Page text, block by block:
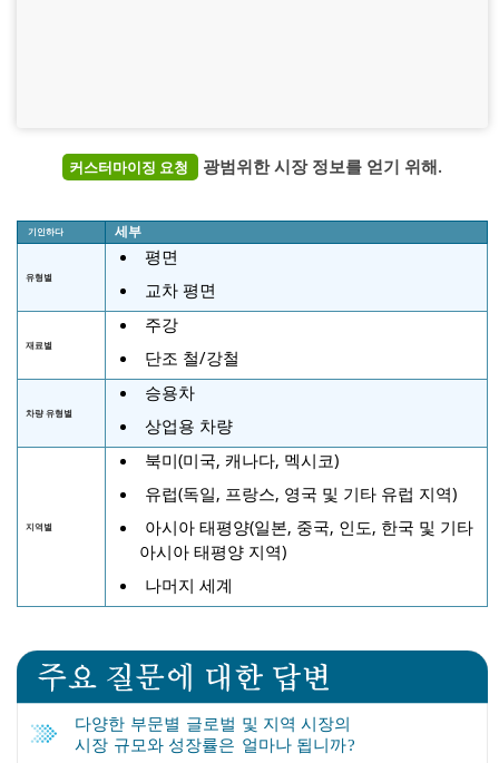
커스터마이징 요청 광범위한 시장 정보를 얻기 위해.
기인하다 세부
유형별
평면
교차 평면
재료별
주강
단조 철/강철
차량 유형별
승용차
상업용 차량
지역별
북미(미국, 캐나다, 멕시코)
유럽(독일, 프랑스, ​​영국 및 기타 유럽 지역)
아시아 태평양(일본, 중국, 인도, 한국 및 기타
아시아 태평양 지역)
나머지 세계